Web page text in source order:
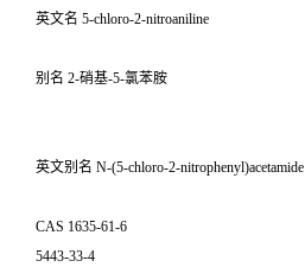
英文名 5-chloro-2-nitroaniline
别名 2-硝基-5-氯苯胺
英文别名 N-(5-chloro-2-nitrophenyl)acetamide
CAS 1635-61-6
5443-33-4